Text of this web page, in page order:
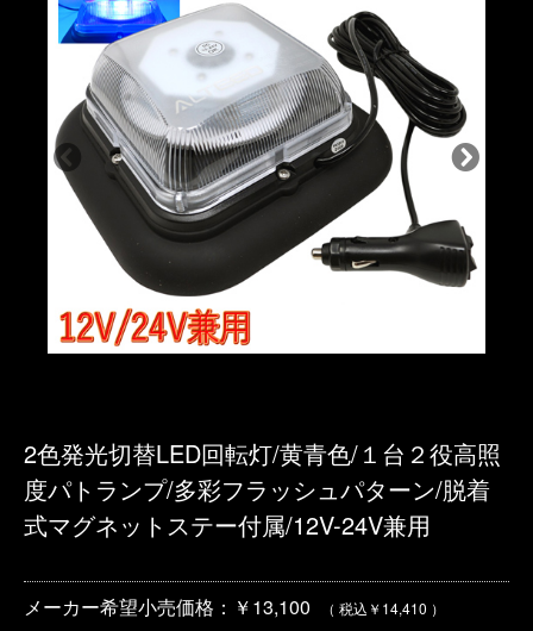
2色発光切替LED回転灯/黄青色/１台２役高照
度パトランプ/多彩フラッシュパターン/脱着
式マグネットステー付属/12V-24V兼用
メーカー希望小売価格：￥13,100 （ 税込￥14,410 ）